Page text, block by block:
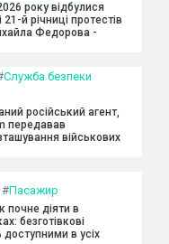
року відбулися
й річниці протестів
Федорова -
Служба безпеки
російський агент,
передавав
військових
#Пасажир
почне діяти в
безготівкові
доступними в усіх